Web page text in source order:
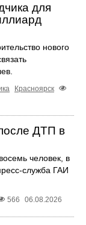
для
нового
Красноярск
ДТП в
человек, в
ГАИ
566 06.08.2026